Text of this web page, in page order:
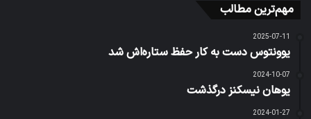
مهم‌ترین مطالب
2025-07-11
یوونتوس دست به کار حفظ ستاره‌اش شد
2024-10-07
یوهان نیسکنز درگذشت
2024-01-27